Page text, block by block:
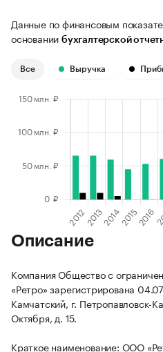
Данные по финансовым
основании бухгалтерской
Все Выручка
Описание
Компания Общество с
«Ретро» зарегистрирована
Камчатский, г. Петропавловск-
Октября, д. 15.
Краткое наименование: ООО